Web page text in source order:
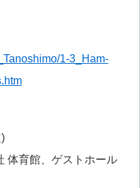
1-3_Ham-
体育館、ゲストホール